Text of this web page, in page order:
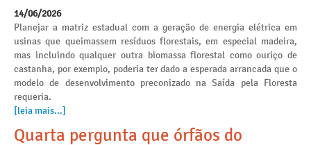
14/06/2026
Planejar a matriz estadual com a geração de energia elétrica em
usinas que queimassem resíduos florestais, em especial madeira,
mas incluindo qualquer outra biomassa florestal como ouriço de
castanha, por exemplo, poderia ter dado a esperada arrancada que o
modelo de desenvolvimento preconizado na Saída pela Floresta
requeria.
[leia mais...]
Quarta pergunta que órfãos do